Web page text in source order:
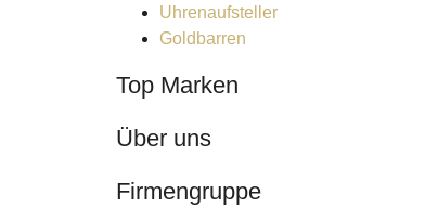
Uhrenaufsteller
Goldbarren
Top Marken
Über uns
Firmengruppe